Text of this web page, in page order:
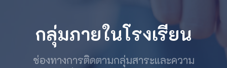
กลุ่มภายในโรงเรียน
ช่องทางการติดตามกลุ่มสาระและความ